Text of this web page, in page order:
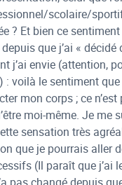
scolaire/
? Et bien ce
que j’ai «
j’ai envie (attention,
voilà le sentiment que
mon corps ; ce
moi-même. Je me
sensation très
que je pourrais aller
(Il paraît que j’ai